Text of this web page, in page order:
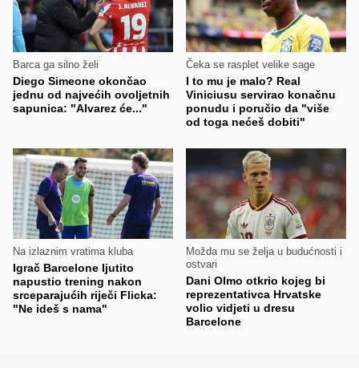
Barca ga silno želi
Diego Simeone okončao
jednu od najvećih ovoljetnih
sapunica: "Alvarez će..."
Čeka se rasplet velike sage
I to mu je malo? Real
Viniciusu servirao konačnu
ponudu i poručio da "više
od toga nećeš dobiti"
Na izlaznim vratima kluba
Igrač Barcelone ljutito
napustio trening nakon
srceparajućih riječi Flicka:
"Ne ideš s nama"
Možda mu se želja u budućnosti i
ostvari
Dani Olmo otkrio kojeg bi
reprezentativca Hrvatske
volio vidjeti u dresu
Barcelone